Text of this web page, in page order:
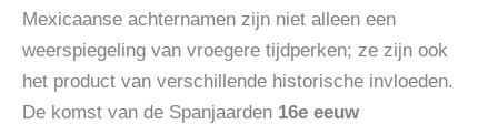
Mexicaanse achternamen zijn niet alleen een
weerspiegeling van vroegere tijdperken; ze zijn ook
het product van verschillende historische invloeden.
De komst van de Spanjaarden 16e eeuw